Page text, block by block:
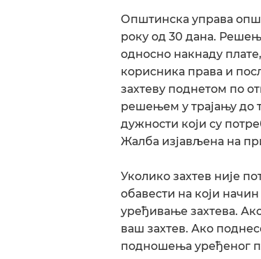
Општинска управа
року од 30 дана.
односно накнаду
корисника права и
захтеву поднетом по
решењем у трајању до
дужности који су
Жалба изјављена на
Уколико захтев није
обавести на који
уређивање захтева.
ваш захтев. Ако
подношења уређеног